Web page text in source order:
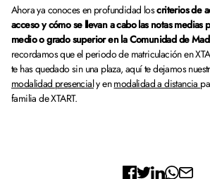
Ahora ya conoces en profundidad loscriterios de
acceso y cómo se llevan a cabo las notas medias
medio o grado superior en la Comunidad de
recordamos que el periodo de matriculación en
te has quedado sin una plaza, aquí te dejamos
modalidad presencialy enmodalidad a distancia
familia de XTART.